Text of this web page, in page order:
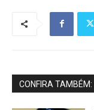
CONFIRA TAMBÉM: